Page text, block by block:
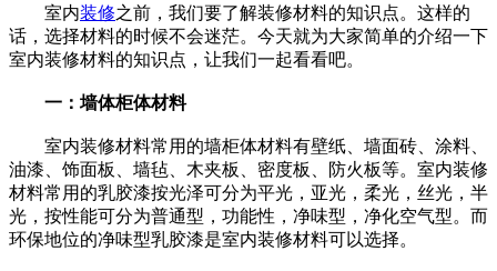
室内装修之前，我们要了解装修材料的知识点。这样的
话，选择材料的时候不会迷茫。今天就为大家简单的介绍一下
室内装修材料的知识点，让我们一起看看吧。
一：墙体柜体材料
室内装修材料常用的墙柜体材料有壁纸、墙面砖、涂料、
油漆、饰面板、墙毡、木夹板、密度板、防火板等。室内装修
材料常用的乳胶漆按光泽可分为平光，亚光，柔光，丝光，半
光，按性能可分为普通型，功能性，净味型，净化空气型。而
环保地位的净味型乳胶漆是室内装修材料可以选择。